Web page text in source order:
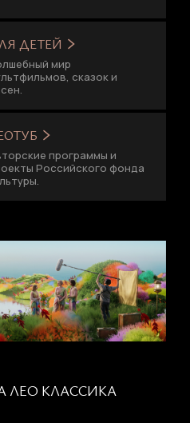
ДЕТЕЙ
мир
сказок и
программы и
Российского фонда
ЛЕО КЛАССИКА